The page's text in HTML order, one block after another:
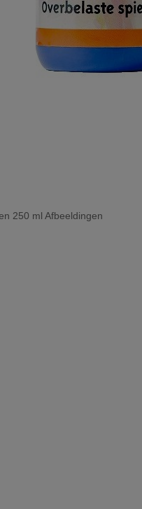
250 ml Afbeeldingen